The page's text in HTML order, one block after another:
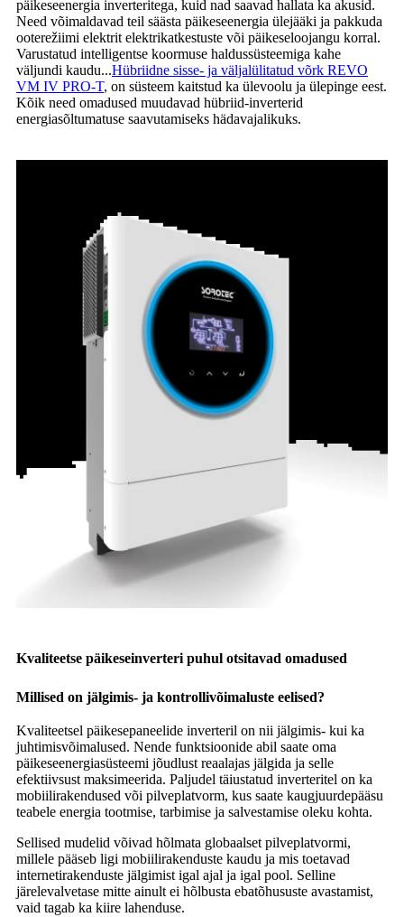
päikeseenergia inverteritega, kuid nad saavad hallata ka akusid.
Need võimaldavad teil säästa päikeseenergia ülejääki ja pakkuda
ooterežiimi elektrit elektrikatkestuste või päikeseloojangu korral.
Varustatud intelligentse koormuse haldussüsteemiga kahe
väljundi kaudu...Hübriidne sisse- ja väljalülitatud võrk REVO
VM IV PRO-T, on süsteem kaitstud ka ülevoolu ja ülepinge eest.
Kõik need omadused muudavad hübriid-inverterid
energiasõltumatuse saavutamiseks hädavajalikuks.
Kvaliteetse päikeseinverteri puhul otsitavad omadused
Millised on jälgimis- ja kontrollivõimaluste eelised?
Kvaliteetsel päikesepaneelide inverteril on nii jälgimis- kui ka
juhtimisvõimalused. Nende funktsioonide abil saate oma
päikeseenergiasüsteemi jõudlust reaalajas jälgida ja selle
efektiivsust maksimeerida. Paljudel täiustatud inverteritel on ka
mobiilirakendused või pilveplatvorm, kus saate kaugjuurdepääsu
teabele energia tootmise, tarbimise ja salvestamise oleku kohta.
Sellised mudelid võivad hõlmata globaalset pilveplatvormi,
millele pääseb ligi mobiilirakenduste kaudu ja mis toetavad
internetirakenduste jälgimist igal ajal ja igal pool. Selline
järelevalvetase mitte ainult ei hõlbusta ebatõhususte avastamist,
vaid tagab ka kiire lahenduse.